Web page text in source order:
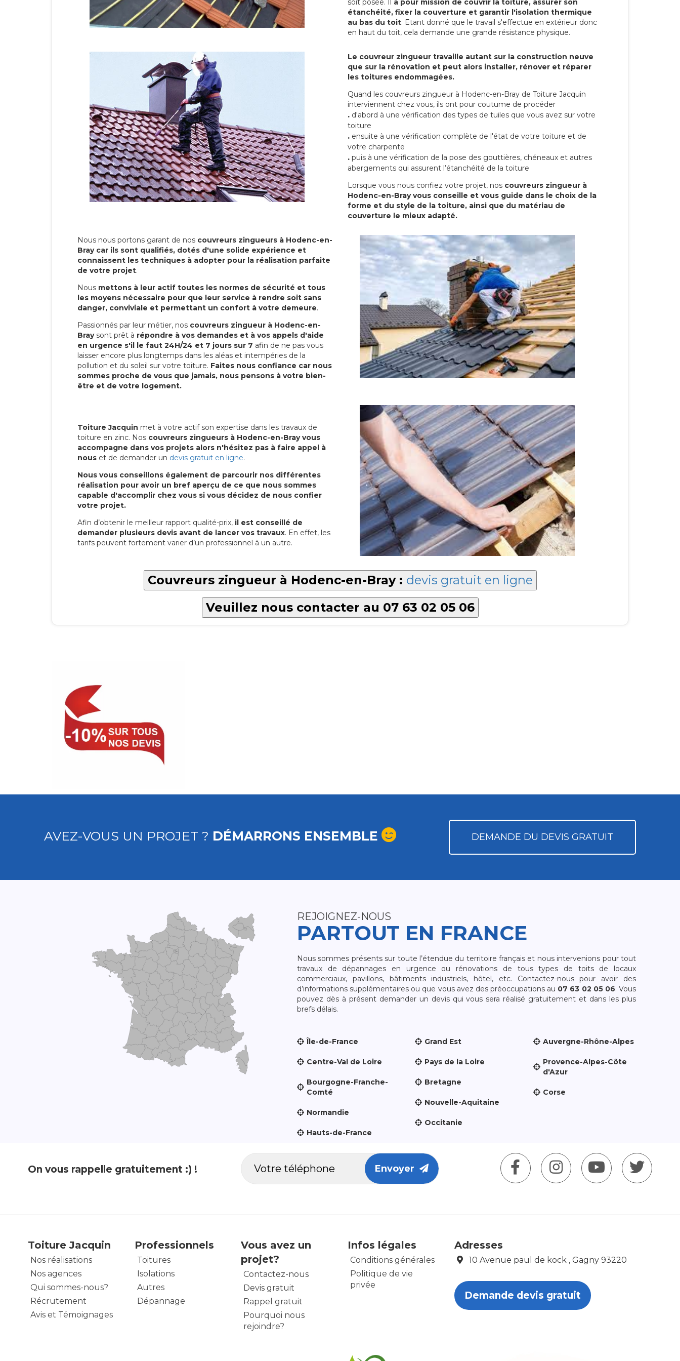
étanchéité, fixer la couverture et garantir l'isolation thermique
au bas du toit. Etant donné que le travail s'effectue en extérieur donc
en haut du toit, cela demande une grande résistance physique.
Le couvreur zingueur travaille autant sur la construction neuve
que sur la rénovation et peut alors installer, rénover et réparer
les toitures endommagées.
Quand les couvreurs zingueur à Hodenc-en-Bray de Toiture Jacquin
interviennent chez vous, ils ont pour coutume de procéder
. d'abord à une vérification des types de tuiles que vous avez sur votre
toiture
. ensuite à une vérification complète de l'état de votre toiture et de
votre charpente
. puis à une vérification de la pose des gouttières, chéneaux et autres
abergements qui assurent l’étanchéité de la toiture
Lorsque vous nous confiez votre projet, nos couvreurs zingueur à
Hodenc-en-Bray vous conseille et vous guide dans le choix de la
forme et du style de la toiture, ainsi que du matériau de
couverture le mieux adapté.
Nous nous portons garant de nos couvreurs zingueurs à Hodenc-en-
Bray car ils sont qualifiés, dotés d'une solide expérience et
connaissent les techniques à adopter pour la réalisation parfaite
de votre projet.
Nous mettons à leur actif toutes les normes de sécurité et tous
les moyens nécessaire pour que leur service à rendre soit sans
danger, conviviale et permettant un confort à votre demeure.
Passionnés par leur métier, nos couvreurs zingueur à Hodenc-en-
Braysont prêt à répondre à vos demandes et à vos appels d'aide
en urgence s'il le faut 24H/24 et 7 jours sur 7 afin de ne pas vous
laisser encore plus longtemps dans les aléas et intempéries de la
pollution et du soleil sur votre toiture. Faites nous confiance car nous
sommes proche de vous que jamais, nous pensons à votre bien-
être et de votre logement.
Toiture Jacquin met à votre actif son expertise dans les travaux de
toiture en zinc. Nos couvreurs zingueurs à Hodenc-en-Bray vous
accompagne dans vos projets alors n'hésitez pas à faire appel à
nous et de demander un devis gratuit en ligne.
Nous vous conseillons également de parcourir nos différentes
réalisation pour avoir un bref aperçu de ce que nous sommes
capable d'accomplir chez vous si vous décidez de nous confier
votre projet.
Afin d’obtenir le meilleur rapport qualité-prix, il est conseillé de
demander plusieurs devis avant de lancer vos travaux. En effet, les
tarifs peuvent fortement varier d’un professionnel à un autre.
Couvreurs zingueur à Hodenc-en-Bray : devis gratuit en ligne
Veuillez nous contacter au 07 63 02 05 06
AVEZ-VOUS UN PROJET ? DÉMARRONS ENSEMBLE DEMANDE DU DEVIS GRATUIT
REJOIGNEZ-NOUS
PARTOUT EN FRANCE
Nous sommes présents sur toute l’étendue du territoire français et nous intervenions pour tout
travaux de dépannages en urgence ou rénovations de tous types de toits de locaux
commerciaux, pavillons, bâtiments industriels, hôtel, etc. Contactez-nous pour avoir des
d’informations supplémentaires ou que vous avez des préoccupations au 07 63 02 05 06. Vous
pouvez dès à présent demander un devis qui vous sera réalisé gratuitement et dans les plus
brefs délais.
Île-de-France
Centre-Val de Loire
Bourgogne-Franche-
Comté
Normandie
Hauts-de-France
Grand Est
Pays de la Loire
Bretagne
Nouvelle-Aquitaine
Occitanie
Auvergne-Rhône-Alpes
Provence-Alpes-Côte
d'Azur
Corse
On vous rappelle gratuitement :) ! Envoyer
Toiture Jacquin
Nos réalisations
Nos agences
Qui sommes-nous?
Récrutement
Avis et Témoignages
Professionnels
Toitures
Isolations
Autres
Dépannage
Vous avez un
projet?
Contactez-nous
Devis gratuit
Rappel gratuit
Pourquoi nous
rejoindre?
Infos légales
Conditions générales
Politique de vie
privée
Adresses
10 Avenue paul de kock , Gagny 93220
Demande devis gratuit